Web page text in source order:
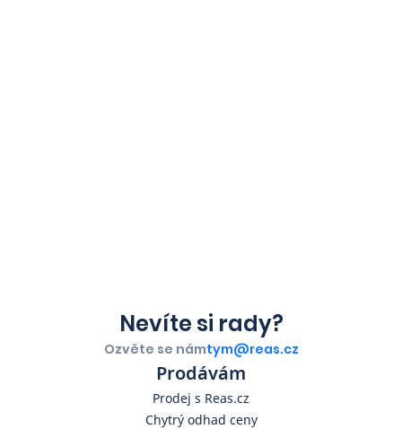
Prodávám
Prodej s Reas.cz
Chytrý odhad ceny
Nevíte si rady?
Ozvěte se námtym@reas.cz